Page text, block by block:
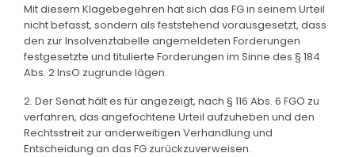
Mit diesem Klagebegehren hat sich das FG in seinem Urteil
nicht befasst, sondern als feststehend vorausgesetzt, dass
den zur Insolvenztabelle angemeldeten Forderungen
festgesetzte und titulierte Forderungen im Sinne des § 184
Abs. 2 InsO zugrunde lägen.
2. Der Senat hält es für angezeigt, nach § 116 Abs. 6 FGO zu
verfahren, das angefochtene Urteil aufzuheben und den
Rechtsstreit zur anderweitigen Verhandlung und
Entscheidung an das FG zurückzuverweisen.